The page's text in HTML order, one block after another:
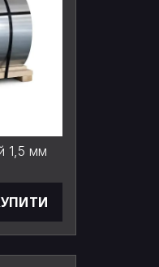
1,5 мм